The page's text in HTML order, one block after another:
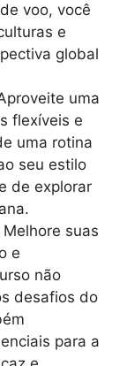
voo, você
e
global
uma
flexíveis e
uma rotina
seu estilo
de explorar
Melhore suas
e
não
desafios do
para a